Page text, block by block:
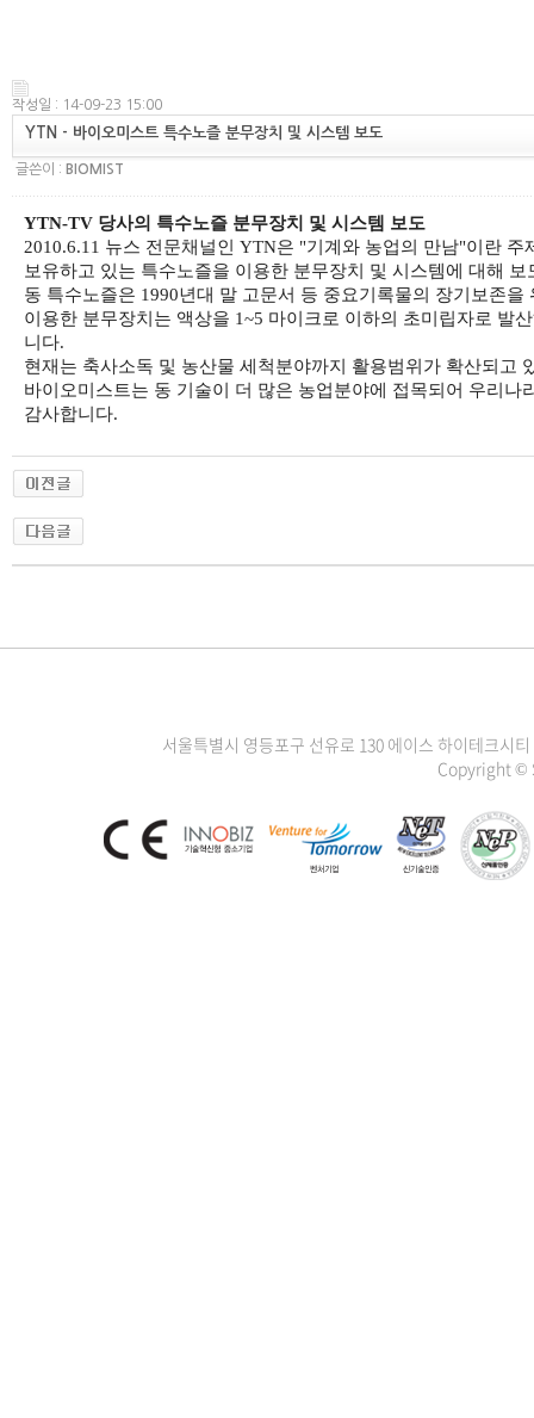
작성일 : 14-09-23 15:00
YTN - 바이오미스트 특수노즐 분무장치 및 시스템 보도
글쓴이 : BIOMIST
YTN-TV 당사의 특수노즐 분무장치 및 시스템 보도
2010.6.11 뉴스 전문채널인 YTN은 "기계와 농업의 만남"이란
보유하고 있는 특수노즐을 이용한 분무장치 및 시스템에 대해 보
동 특수노즐은 1990년대 말 고문서 등 중요기록물의 장기보존
이용한 분무장치는 액상을 1~5 마이크로 이하의 초미립자로 발
니다.
현재는 축사소독 및 농산물 세척분야까지 활용범위가 확산되고
바이오미스트는 동 기술이 더 많은 농업분야에 접목되어 우리
감사합니다.
서울특별시 영등포구 선유로 130 에이스 하이테크시
Copyright ©